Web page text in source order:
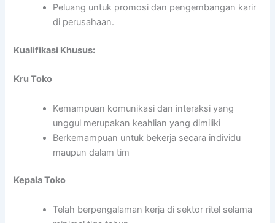
Peluang untuk promosi dan pengembangan karir
di perusahaan.
Kualifikasi Khusus:
Kru Toko
Kemampuan komunikasi dan interaksi yang
unggul merupakan keahlian yang dimiliki
Berkemampuan untuk bekerja secara individu
maupun dalam tim
Kepala Toko
Telah berpengalaman kerja di sektor ritel selama